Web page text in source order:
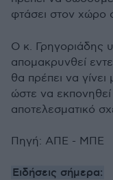
φτάσει στον χώρο
Ο κ. Γρηγοριάδης
απομακρυνθεί
θα πρέπει να
ώστε να
αποτελεσματικό
Πηγή: ΑΠΕ - ΜΠΕ
Ειδήσεις σήμερα: